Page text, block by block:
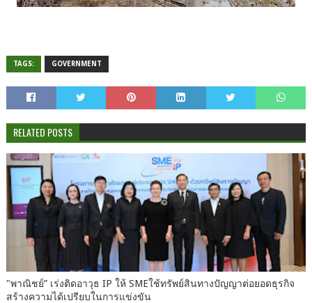
TAGS: GOVERNMENT
RELATED POSTS
"พาณิชย์” เร่งติดอาวุธ IP ให้ SMEใช้ทรัพย์สินทางปัญญาต่อยอดธุรกิจ
สร้างความได้เปรียบในการแข่งขัน